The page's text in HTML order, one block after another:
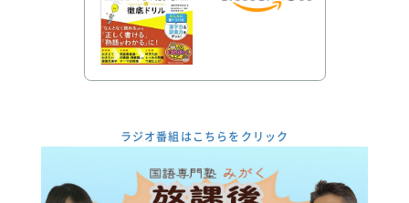
ラジオ番組はこちらをクリック